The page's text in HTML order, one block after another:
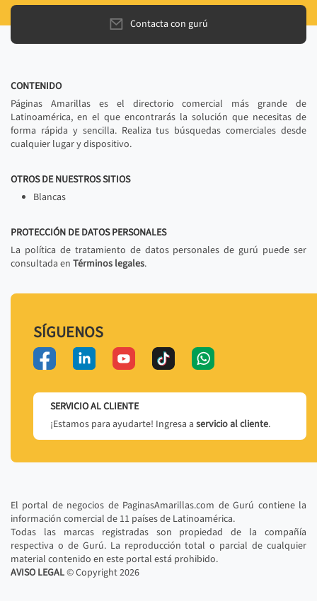
Contacta con gurú
CONTENIDO
Páginas Amarillas es el directorio comercial más grande de
Latinoamérica, en el que encontrarás la solución que necesitas de
forma rápida y sencilla. Realiza tus búsquedas comerciales desde
cualquier lugar y dispositivo.
OTROS DE NUESTROS SITIOS
Blancas
PROTECCIÓN DE DATOS PERSONALES
La política de tratamiento de datos personales de gurú puede ser
consultada en Términos legales.
SÍGUENOS
SERVICIO AL CLIENTE
¡Estamos para ayudarte! Ingresa a servicio al cliente.
El portal de negocios de PaginasAmarillas.com de Gurú contiene la
información comercial de 11 países de Latinoamérica.
Todas las marcas registradas son propiedad de la compañía
respectiva o de Gurú. La reproducción total o parcial de cualquier
material contenido en este portal está prohibido.
AVISO LEGAL© Copyright2026